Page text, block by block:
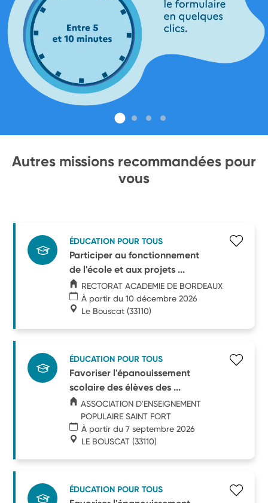
Autres missions recommandées pour
vous
ÉDUCATION POUR TOUS
Participer au fonctionnement
de l'école et aux projets ...
RECTORAT ACADEMIE DE BORDEAUX
À partir du 10 décembre 2026
Le Bouscat (33110)
ÉDUCATION POUR TOUS
Favoriser l'épanouissement
scolaire des élèves des ...
ASSOCIATION D'ENSEIGNEMENT
POPULAIRE SAINT FORT
À partir du 7 septembre 2026
LE BOUSCAT (33110)
ÉDUCATION POUR TOUS